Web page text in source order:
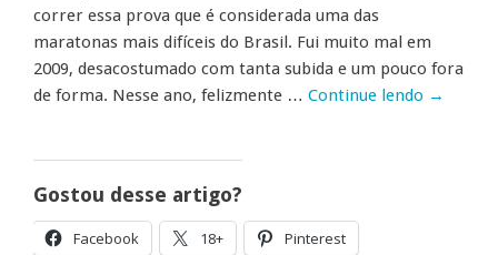
correr essa prova que é considerada uma das
maratonas mais difíceis do Brasil. Fui muito mal em
2009, desacostumado com tanta subida e um pouco fora
de forma. Nesse ano, felizmente … Continue lendo →
Gostou desse artigo?
Facebook 18+ Pinterest